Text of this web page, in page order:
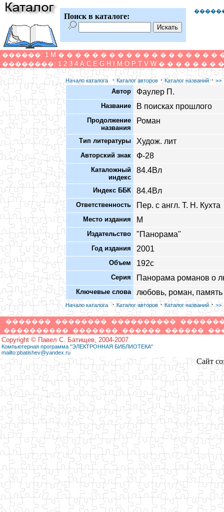
Поиск в каталоге:
������: 1 M � � � � � � � � � � � � � � � � � � �
��������: 1 2 3 4 A C E G H M O P T V W � � � � � � � �
Начало каталога ·Каталог авторов ·Каталог названий·>>
Автор Фаулер П.
Название В поисках прошлого
Продолжение
названия
Роман
Тип литературы Худож. лит
Авторский знак Ф-28
Каталожный
индекс
84.4Вл
Индекс ББК 84.4Вл
Ответственность Пер. с англ. Т. Н. Кухта
Место издания М
Издательство "Панорама"
Год издания 2001
Объем 192с
Серия Панорама романов о
Ключевые слова любовь, роман, память
Начало каталога·Каталог авторов·Каталог названий·>>
������� �������� ����������
���������� ������� ������ ������
Copyright © Павел С. Батищев, 2004-2007.
Компьютерная программа "ЭЛЕКТРОННАЯ БИБЛИОТЕКА"
mailto:pbatishev@yandex.ru
Сайт